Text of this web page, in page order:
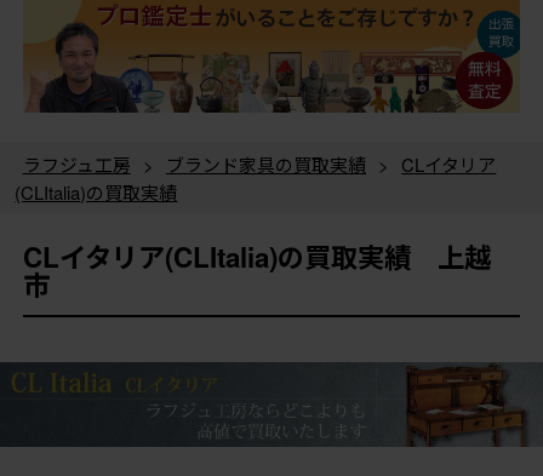
ラフジュ工房 > ブランド家具の買取実績 >
CLイタリア
(CLItalia)の買取実績
CLイタリア(CLItalia)の買取実績 上越
市